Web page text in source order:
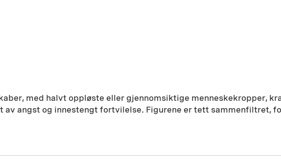
med halvt oppløste eller gjennomsiktige menneskekropper,
av angst og innestengt fortvilelse. Figurene er tett sammenfiltret,